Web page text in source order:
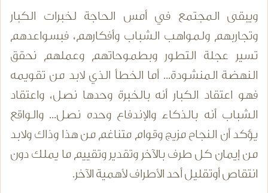
ويبقى المجتمع في أمس الحاجة لخبرات الكبار
وتجاربهم ولمواهب الشباب وأفكارهم، فبسواعدهم
تسير عجلة التطور وبطموحاتهم وعملهم نحقق
النهضة المنشودة... أما الخطأ الذي لابد من تقويمه
فهو اعتقاد الكبار أنه بالخبرة وحدها نصل، واعتقاد
الشباب أنه بالذكاء والإندفاع وحده نصل... والواقع
يؤكد أن النجاح مزيج وقوام متناغم من هذا وذاك ولابد
من إيمان كل طرف بالآخر وتقدير وتقييم ما يملك دون
انتقاص أوتقليل أحد الأطراف لأهمية الآخر.